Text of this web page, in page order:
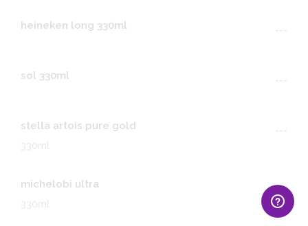
heineken long 330ml ---
sol 330ml ---
stella artois pure gold
---
michelobi ultra
---